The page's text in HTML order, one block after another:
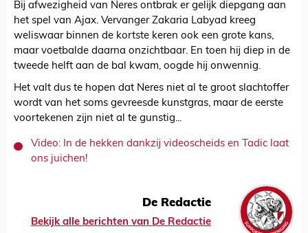
Bij afwezigheid van Neres ontbrak er gelijk diepgang aan
het spel van Ajax. Vervanger Zakaria Labyad kreeg
weliswaar binnen de kortste keren ook een grote kans,
maar voetbalde daarna onzichtbaar. En toen hij diep in de
tweede helft aan de bal kwam, oogde hij onwennig.
Het valt dus te hopen dat Neres niet al te groot slachtoffer
wordt van het soms gevreesde kunstgras, maar de eerste
voortekenen zijn niet al te gunstig...
Video: In de hekken dankzij videoscheids en Tadic laat
ons juichen!
De Redactie
Bekijk alle berichten van De Redactie